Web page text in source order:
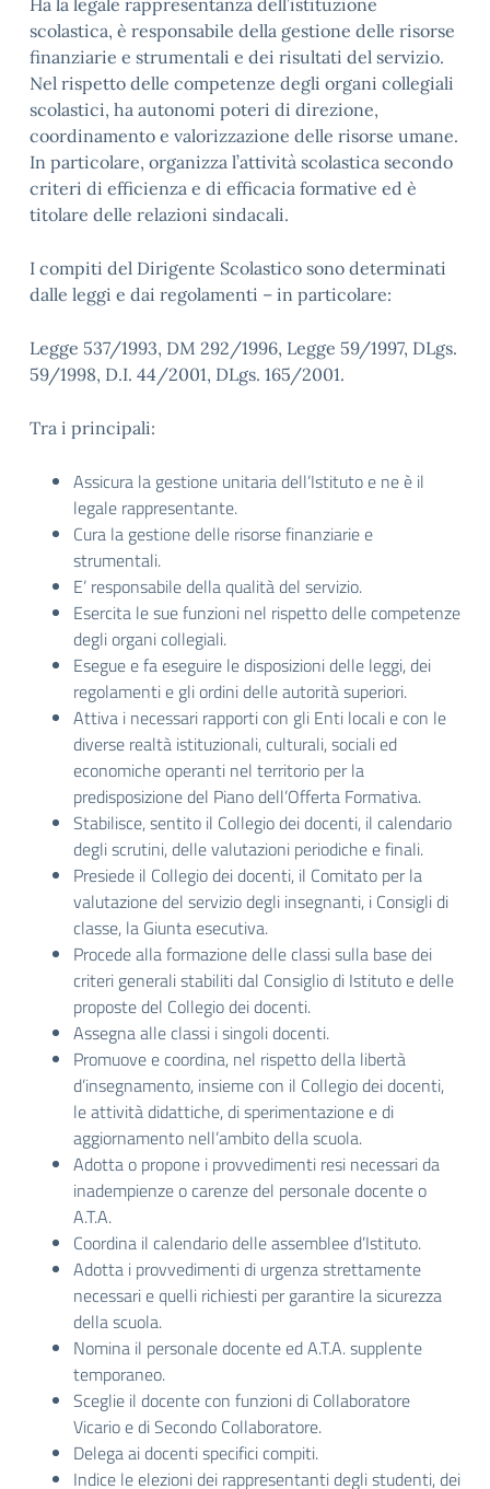
Ha la legale rappresentanza dell’istituzione
scolastica, è responsabile della gestione delle risorse
finanziarie e strumentali e dei risultati del servizio.
Nel rispetto delle competenze degli organi collegiali
scolastici, ha autonomi poteri di direzione,
coordinamento e valorizzazione delle risorse umane.
In particolare, organizza l’attività scolastica secondo
criteri di efficienza e di efficacia formative ed è
titolare delle relazioni sindacali.
I compiti del Dirigente Scolastico sono determinati
dalle leggi e dai regolamenti – in particolare:
Legge 537/1993, DM 292/1996, Legge 59/1997, DLgs.
59/1998, D.I. 44/2001, DLgs. 165/2001.
Tra i principali:
Assicura la gestione unitaria dell’Istituto e ne è il
legale rappresentante.
Cura la gestione delle risorse finanziarie e
strumentali.
E’ responsabile della qualità del servizio.
Esercita le sue funzioni nel rispetto delle competenze
degli organi collegiali.
Esegue e fa eseguire le disposizioni delle leggi, dei
regolamenti e gli ordini delle autorità superiori.
Attiva i necessari rapporti con gli Enti locali e con le
diverse realtà istituzionali, culturali, sociali ed
economiche operanti nel territorio per la
predisposizione del Piano dell’Offerta Formativa.
Stabilisce, sentito il Collegio dei docenti, il calendario
degli scrutini, delle valutazioni periodiche e finali.
Presiede il Collegio dei docenti, il Comitato per la
valutazione del servizio degli insegnanti, i Consigli di
classe, la Giunta esecutiva.
Procede alla formazione delle classi sulla base dei
criteri generali stabiliti dal Consiglio di Istituto e delle
proposte del Collegio dei docenti.
Assegna alle classi i singoli docenti.
Promuove e coordina, nel rispetto della libertà
d’insegnamento, insieme con il Collegio dei docenti,
le attività didattiche, di sperimentazione e di
aggiornamento nell’ambito della scuola.
Adotta o propone i provvedimenti resi necessari da
inadempienze o carenze del personale docente o
A.T.A.
Coordina il calendario delle assemblee d’Istituto.
Adotta i provvedimenti di urgenza strettamente
necessari e quelli richiesti per garantire la sicurezza
della scuola.
Nomina il personale docente ed A.T.A. supplente
temporaneo.
Sceglie il docente con funzioni di Collaboratore
Vicario e di Secondo Collaboratore.
Delega ai docenti specifici compiti.
Indice le elezioni dei rappresentanti degli studenti, dei